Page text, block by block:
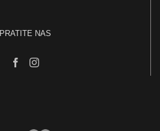
PRATITE NAS